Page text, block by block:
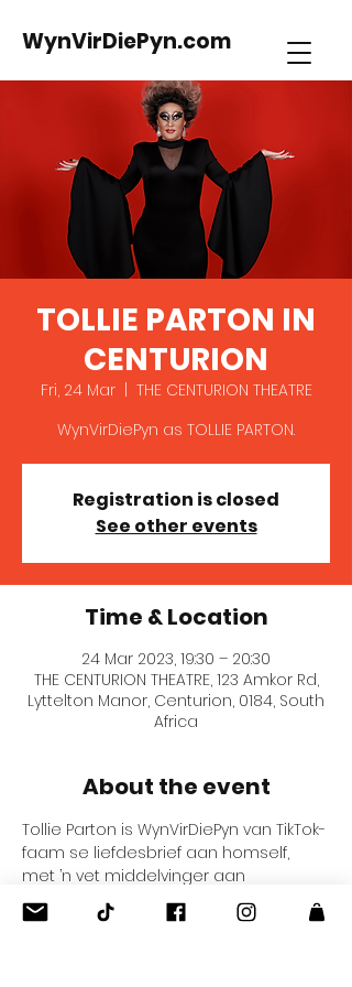
WynVirDiePyn.com
TOLLIE PARTON IN
CENTURION
Fri, 24 Mar
  |
THE CENTURION THEATRE
WynVirDiePyn as TOLLIE PARTON.
Registration is closed
See other events
Time & Location
24 Mar 2023, 19:30 – 20:30
THE CENTURION THEATRE, 123 Amkor Rd,
Lyttelton Manor, Centurion, 0184, South
Africa
About the event
Tollie Parton is WynVirDiePyn van TikTok-
faam se liefdesbrief aan homself,
met ’n vet middelvinger aan
enigiemand wat steeds dink gaywees
is ’n onvergeefbare sonde. Hierdie